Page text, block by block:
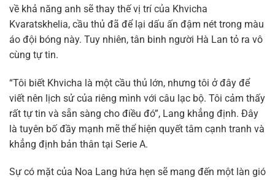
về khả năng anh sẽ thay thế vị trí của Khvicha
Kvaratskhelia, cầu thủ đã để lại dấu ấn đậm nét trong màu
áo đội bóng này. Tuy nhiên, tân binh người Hà Lan tỏ ra vô
cùng tự tin.
“Tôi biết Khvicha là một cầu thủ lớn, nhưng tôi ở đây để
viết nên lịch sử của riêng mình với câu lạc bộ. Tôi cảm thấy
rất tự tin và sẵn sàng cho điều đó”, Lang khẳng định. Đây
là tuyên bố đầy mạnh mẽ thể hiện quyết tâm cạnh tranh và
khẳng định bản thân tại Serie A.
Sự có mặt của Noa Lang hứa hẹn sẽ mang đến một làn gió